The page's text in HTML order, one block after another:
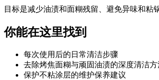
目标是减少油渍和面糊残留、避免异味和粘
你能在这里找到
每次使用后的日常清洁步骤
去除烤焦面糊与顽固油渍的深度清洁方
保护不粘涂层的维护保养建议